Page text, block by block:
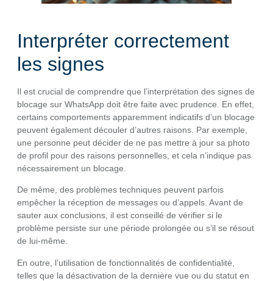
Interpréter correctement
les signes
Il est crucial de comprendre que l’interprétation des signes de
blocage sur WhatsApp doit être faite avec prudence. En effet,
certains comportements apparemment indicatifs d’un blocage
peuvent également découler d’autres raisons. Par exemple,
une personne peut décider de ne pas mettre à jour sa photo
de profil pour des raisons personnelles, et cela n’indique pas
nécessairement un blocage.
De même, des problèmes techniques peuvent parfois
empêcher la réception de messages ou d’appels. Avant de
sauter aux conclusions, il est conseillé de vérifier si le
problème persiste sur une période prolongée ou s’il se résout
de lui-même.
En outre, l’utilisation de fonctionnalités de confidentialité,
telles que la désactivation de la dernière vue ou du statut en